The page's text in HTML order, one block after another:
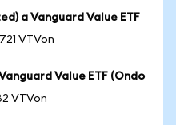
a Vanguard Value ETF
VTVon
Value ETF (Ondo
VTVon